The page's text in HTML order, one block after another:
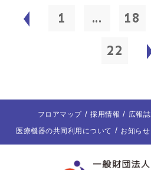
1 ... 18
22
フロアマップ 採用情報 広報誌
医療機器の共同利用について
お知らせ